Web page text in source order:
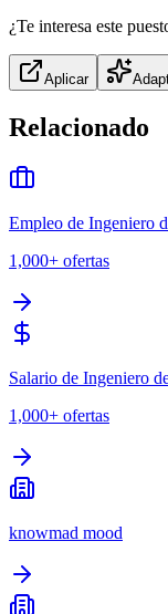
¿Te interesa este
Aplicar
Relacionado
Empleo de Ingeniero
1,000+ ofertas
Salario de Ingeniero
1,000+ ofertas
knowmad mood